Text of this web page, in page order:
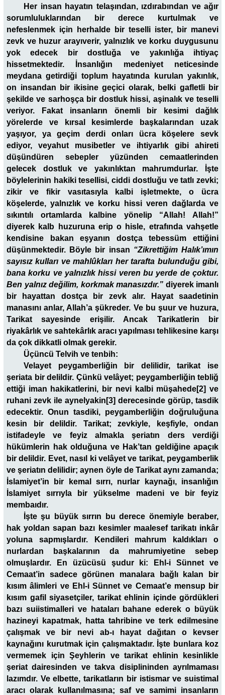
Her insan hayatın telaşından, ızdırabından ve ağır
sorumluluklarından bir derece kurtulmak ve
nefeslenmek için herhalde bir teselli ister, bir manevi
zevk ve huzur arayıverir, yalnızlık ve korku duygusunu
yok edecek bir dostluğa ve yakınlığa ihtiyaç
hissetmektedir. İnsanlığın medeniyet neticesinde
meydana getirdiği toplum hayatında kurulan yakınlık,
on insandan bir ikisine geçici olarak, belki gafletli bir
şekilde ve sarhoşça bir dostluk hissi, aşinalık ve teselli
veriyor. Fakat insanların önemli bir kesimi dağlık
yörelerde ve kırsal kesimlerde başkalarından uzak
yaşıyor, ya geçim derdi onları ücra köşelere sevk
ediyor, veyahut musibetler ve ihtiyarlık gibi ahireti
düşündüren sebepler yüzünden cemaatlerinden
gelecek dostluk ve yakınlıktan mahrumdurlar. İşte
böylelerinin hakiki tesellisi, ciddi dostluğu ve tatlı zevki;
zikir ve fikir vasıtasıyla kalbi işletmekte, o ücra
köşelerde, yalnızlık ve korku hissi veren dağlarda ve
sıkıntılı ortamlarda kalbine yönelip “Allah! Allah!”
diyerek kalb huzuruna erip o hisle, etrafında vahşetle
kendisine bakan eşyanın dostça tebessüm ettiğini
düşünmektedir. Böyle bir insan “Zikrettiğim Halık’ımın
sayısız kulları ve mahlûkları her tarafta bulunduğu gibi,
bana korku ve yalnızlık hissi veren bu yerde de çoktur.
Ben yalnız değilim, korkmak manasızdır.” diyerek imanlı
bir hayattan dostça bir zevk alır. Hayat saadetinin
manasını anlar, Allah’a şükreder. Ve bu şuur ve huzura,
Tarikat sayesinde erişilir. Ancak Tarikatlerin bir
riyakârlık ve sahtekârlık aracı yapılması tehlikesine karşı
da çok dikkatli olmak gerekir.
Üçüncü Telvih ve tenbih:
Velayet peygamberliğin bir delilidir, tarikat ise
şeriata bir delildir. Çünkü velâyet; peygamberliğin tebliğ
ettiği iman hakikatlerini, bir nevi kalbi müşahede[2] ve
ruhani zevk ile aynelyakin[3] derecesinde görüp, tasdik
edecektir. Onun tasdiki, peygamberliğin doğruluğuna
kesin bir delildir. Tarikat; zevkiyle, keşfiyle, ondan
istifadeyle ve feyiz almakla şeriatın ders verdiği
hükümlerin hak olduğuna ve Hak’tan geldiğine apaçık
bir delildir. Evet, nasıl ki velâyet ve tarikat, peygamberlik
ve şeriatın delilidir; aynen öyle de Tarikat aynı zamanda;
İslamiyet’in bir kemal sırrı, nurlar kaynağı, insanlığın
İslamiyet sırrıyla bir yükselme madeni ve bir feyiz
membaıdır.
İşte şu büyük sırrın bu derece önemiyle beraber,
hak yoldan sapan bazı kesimler maalesef tarikatı inkâr
yoluna sapmışlardır. Kendileri mahrum kaldıkları o
nurlardan başkalarının da mahrumiyetine sebep
olmuşlardır. En üzücüsü şudur ki: Ehl-i Sünnet ve
Cemaat’in sadece görünen manalara bağlı kalan bir
kısım âlimleri ve Ehl-i Sünnet ve Cemaat’e mensup bir
kısım gafil siyasetçiler, tarikat ehlinin içinde gördükleri
bazı suiistimalleri ve hataları bahane ederek o büyük
hazineyi kapatmak, hatta tahribine ve terk edilmesine
çalışmak ve bir nevi ab-ı hayat dağıtan o kevser
kaynağını kurutmak için çalışmaktadır. İşte bunlara koz
vermemek için Şeyhlerin ve tarikat ehlinin kesinlikle
şeriat dairesinden ve takva disiplininden ayrılmaması
lazımdır. Ve elbette, tarikatların bir istismar ve suistimal
aracı olarak kullanılmasına; saf ve samimi insanların